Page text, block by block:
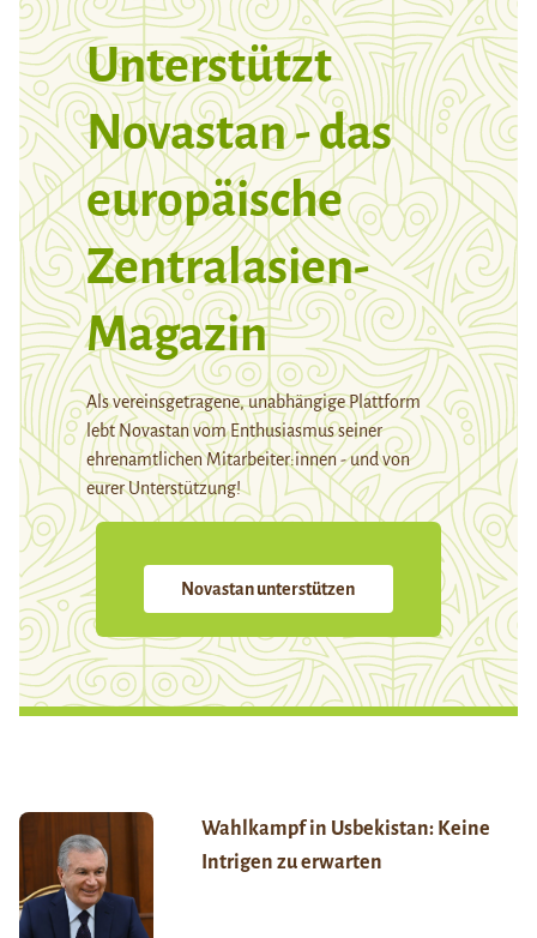
Unterstützt
Novastan - das
europäische
Zentralasien-
Magazin
Als vereinsgetragene, unabhängige Plattform
lebt Novastan vom Enthusiasmus seiner
ehrenamtlichen Mitarbeiter:innen - und von
eurer Unterstützung!
Novastan unterstützen
Wahlkampf in Usbekistan: Keine
Intrigen zu erwarten